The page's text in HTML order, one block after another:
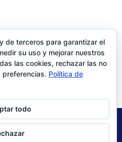
2019 | Todos los derechos
Privacidad
de terceros para garantizar el
su uso y mejorar nuestros
las cookies, rechazar las no
preferencias. Política de
todo